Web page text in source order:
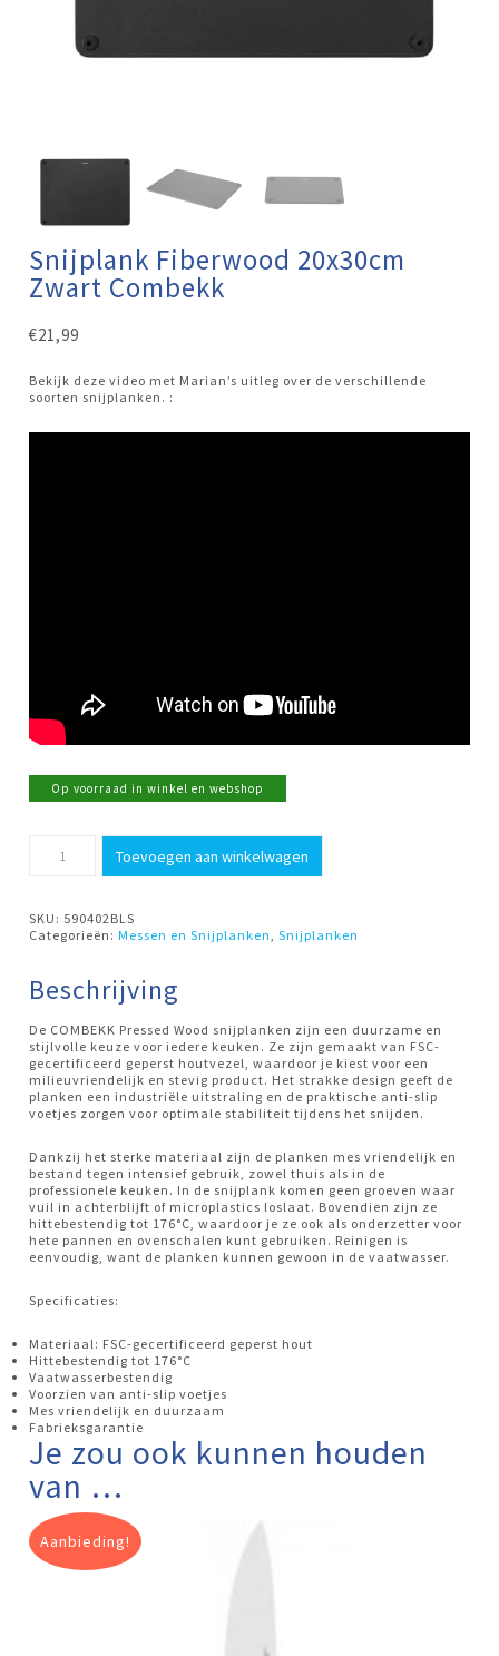
Snijplank Fiberwood 20x30cm
Zwart Combekk
€21,99
Bekijk deze video met Marian’s uitleg over de verschillende
soorten snijplanken. :
Op voorraad in winkel en webshop
Fiberwood
aantal
Toevoegen aan winkelwagen
SKU: 590402BLS
Categorieën:Messen en Snijplanken ,Snijplanken
Beschrijving
De COMBEKK Pressed Wood snijplanken zijn een duurzame en
stijlvolle keuze voor iedere keuken. Ze zijn gemaakt van FSC-
gecertificeerd geperst houtvezel, waardoor je kiest voor een
milieuvriendelijk en stevig product. Het strakke design geeft de
planken een industriële uitstraling en de praktische anti-slip
voetjes zorgen voor optimale stabiliteit tijdens het snijden.
Dankzij het sterke materiaal zijn de planken mes vriendelijk en
bestand tegen intensief gebruik, zowel thuis als in de
professionele keuken. In de snijplank komen geen groeven waar
vuil in achterblijft of microplastics loslaat. Bovendien zijn ze
hittebestendig tot 176°C, waardoor je ze ook als onderzetter voor
hete pannen en ovenschalen kunt gebruiken. Reinigen is
eenvoudig, want de planken kunnen gewoon in de vaatwasser.
Specificaties:
Materiaal: FSC-gecertificeerd geperst hout
Hittebestendig tot 176°C
Vaatwasserbestendig
Voorzien van anti-slip voetjes
Mes vriendelijk en duurzaam
Fabrieksgarantie
Je zou ook kunnen houden
van …
Aanbieding!